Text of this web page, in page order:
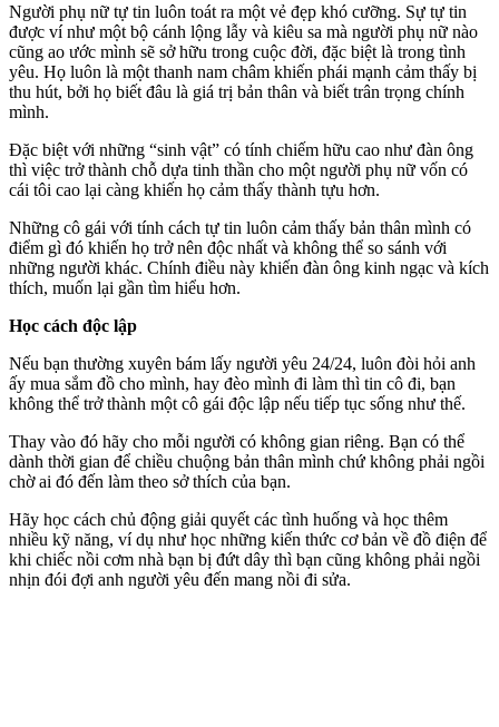
Người phụ nữ tự tin luôn toát ra một vẻ đẹp khó cưỡng. Sự tự tin
được ví như một bộ cánh lộng lẫy và kiêu sa mà người phụ nữ nào
cũng ao ước mình sẽ sở hữu trong cuộc đời, đặc biệt là trong tình
yêu. Họ luôn là một thanh nam châm khiến phái mạnh cảm thấy bị
thu hút, bởi họ biết đâu là giá trị bản thân và biết trân trọng chính
mình.
Đặc biệt với những “sinh vật” có tính chiếm hữu cao như đàn ông
thì việc trở thành chỗ dựa tinh thần cho một người phụ nữ vốn có
cái tôi cao lại càng khiến họ cảm thấy thành tựu hơn.
Những cô gái với tính cách tự tin luôn cảm thấy bản thân mình có
điểm gì đó khiến họ trở nên độc nhất và không thể so sánh với
những người khác. Chính điều này khiến đàn ông kinh ngạc và kíc‌h
thí‌ch, muốn lại gần tìm hiểu hơn.
Học cách độc lập
Nếu bạn thường xuyên bám lấy người yêu 24/24, luôn đòi hỏi anh
ấy mua sắm đồ cho mình, hay đèo mình đi làm thì tin cô đi, bạn
không thể trở thành một cô gái độc lập nếu tiếp tục sống như thế.
Thay vào đó hãy cho mỗi người có không gian riêng. Bạn có thể
dành thời gian để chiều chuộng bản thân mình chứ không phải ngồi
chờ ai đó đến làm theo sở thích của bạn.
Hãy học cách chủ động giải quyết các tình huống và học thêm
nhiều kỹ năng, ví dụ như học những kiến thức cơ bản về đồ điện để
khi chiếc nồi cơm nhà bạn bị đứt dây thì bạn cũng không phải ngồi
nhịn đói đợi anh người yêu đến mang nồi đi sửa.